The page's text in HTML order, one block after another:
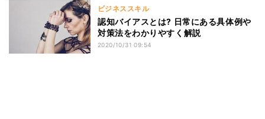
ビジネススキル
認知バイアスとは? 日常にある具体例や
対策法をわかりやすく解説
2020/10/31 09:54